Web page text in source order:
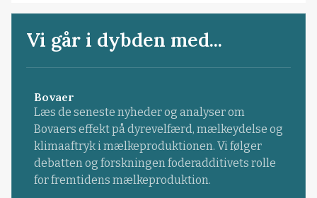
Vi går i dybden med...
Bovaer
Læs de seneste nyheder og analyser om
Bovaers effekt på dyrevelfærd, mælkeydelse og
klimaaftryk i mælkeproduktionen. Vi følger
debatten og forskningen foderadditivets rolle
for fremtidens mælkeproduktion.